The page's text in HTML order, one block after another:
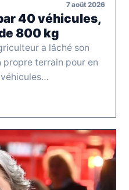
7 août 2026
40 véhicules,
800 kg
a lâché son
propre terrain pour en